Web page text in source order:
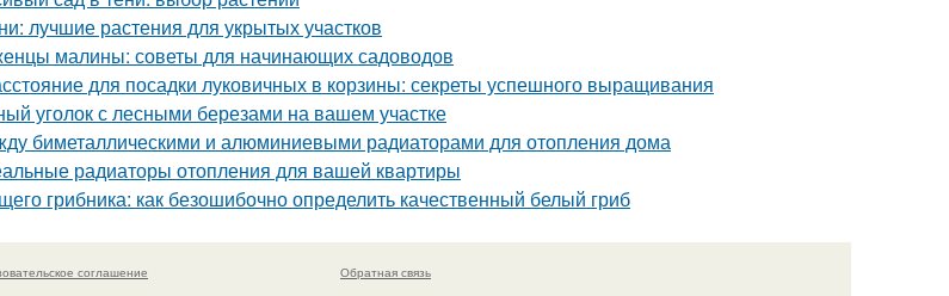
лучшие растения для укрытых участков
малины: советы для начинающих садоводов
для посадки луковичных в корзины: секреты успешного выращивания
уголок с лесными березами на вашем участке
биметаллическими и алюминиевыми радиаторами для отопления дома
радиаторы отопления для вашей квартиры
грибника: как безошибочно определить качественный белый гриб
соглашение
Обратная связь